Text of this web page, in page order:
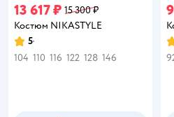
13 617 ₽ 15 300 ₽
Костюм NIKASTYLE
Рейтинг:
5
104 110 116 122 128 146